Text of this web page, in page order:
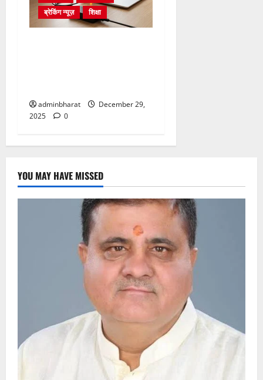
ब्रेकिंग न्यूज़
शिक्षा
adminbharat
December 29,
2025
0
YOU MAY HAVE MISSED